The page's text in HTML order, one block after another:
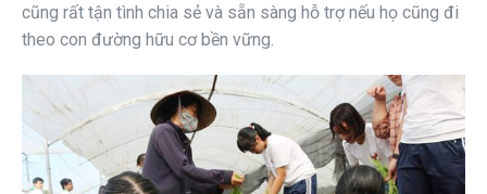
cũng rất tận tình chia sẻ và sẵn sàng hỗ trợ nếu họ cũng đi
theo con đường hữu cơ bền vững.